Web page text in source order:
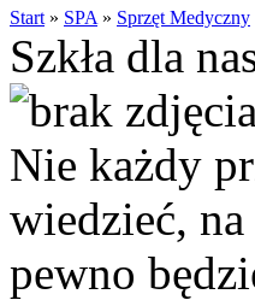
Start » SPA » Sprzęt Medyczny
Szkła dla
Nie każdy
wiedzieć,
pewno